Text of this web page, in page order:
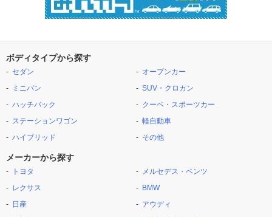
ボディタイプから探す
セダン
ミニバン
ハッチバック
ステーションワゴン
ハイブリッド
オープンカー
SUV・クロカン
クーペ・スポーツカー
軽自動車
その他
メーカーから探す
トヨタ
レクサス
日産
メルセデス・ベンツ
BMW
アウディ